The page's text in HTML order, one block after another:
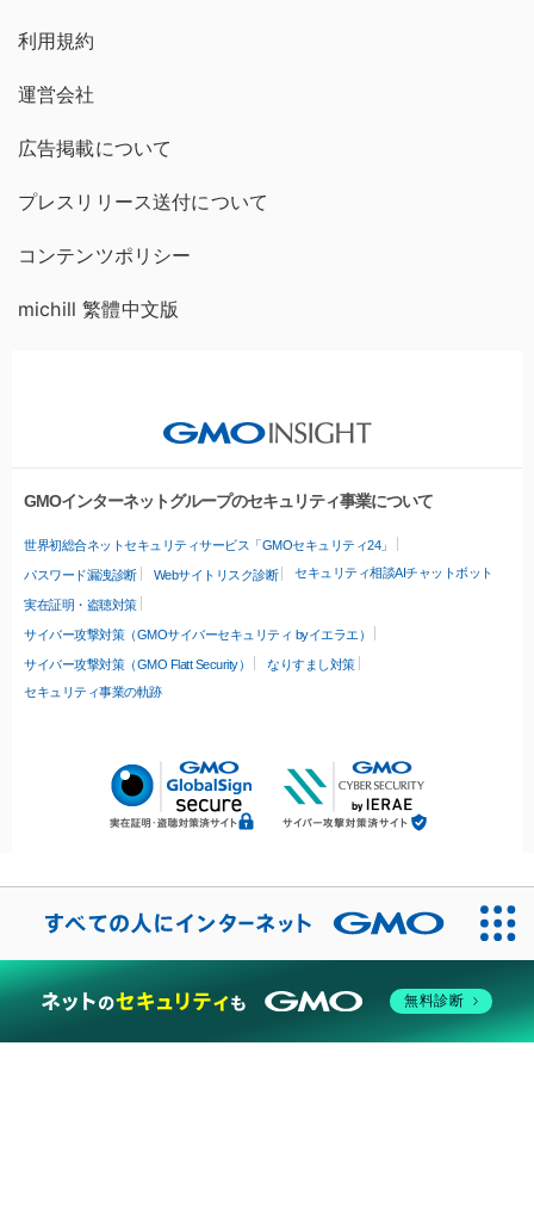
利用規約
運営会社
広告掲載について
プレスリリース送付について
コンテンツポリシー
michill 繁體中文版
GMOインターネットグループのセキュリティ事業について
世界初総合ネットセキュリティサービス「GMOセキュリティ24」
パスワード漏洩診断 Webサイトリスク診断 セキュリティ相談AIチャットボット
実在証明・盗聴対策
サイバー攻撃対策（GMOサイバーセキュリティ byイエラエ）
サイバー攻撃対策（GMO Flatt Security）
なりすまし対策
セキュリティ事業の軌跡
無料診断